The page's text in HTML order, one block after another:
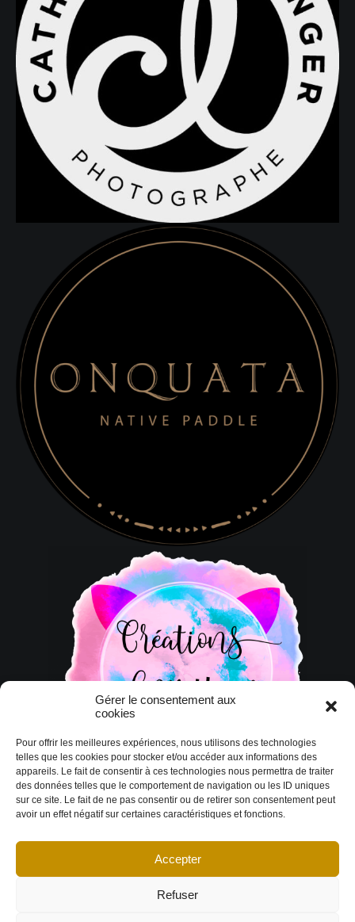
Gérer le consentement aux
cookies
Pour offrir les meilleures expériences, nous utilisons des technologies
telles que les cookies pour stocker et/ou accéder aux informations des
appareils. Le fait de consentir à ces technologies nous permettra de traiter
des données telles que le comportement de navigation ou les ID uniques
sur ce site. Le fait de ne pas consentir ou de retirer son consentement peut
avoir un effet négatif sur certaines caractéristiques et fonctions.
Accepter
Refuser
© Copyright 2026 DESIGN EXTÉRIEUR | Tous droits réservés.
conditions|Politique de cookies Déclaration de confidentialité|Imprint|
Avertissement